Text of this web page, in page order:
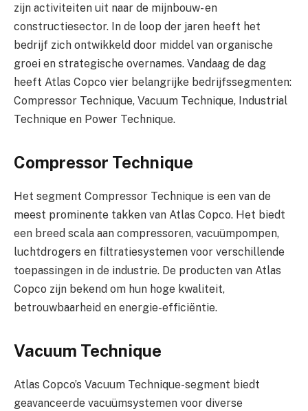
zijn activiteiten uit naar de mijnbouw- en
constructiesector. In de loop der jaren heeft het
bedrijf zich ontwikkeld door middel van organische
groei en strategische overnames. Vandaag de dag
heeft Atlas Copco vier belangrijke bedrijfssegmenten:
Compressor Technique, Vacuum Technique, Industrial
Technique en Power Technique.
Compressor Technique
Het segment Compressor Technique is een van de
meest prominente takken van Atlas Copco. Het biedt
een breed scala aan compressoren, vacuümpompen,
luchtdrogers en filtratiesystemen voor verschillende
toepassingen in de industrie. De producten van Atlas
Copco zijn bekend om hun hoge kwaliteit,
betrouwbaarheid en energie-efficiëntie.
Vacuum Technique
Atlas Copco’s Vacuum Technique-segment biedt
geavanceerde vacuümsystemen voor diverse